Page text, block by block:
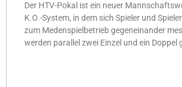
Der HTV-Pokal ist ein neuer
K.O.-System, in dem sich Spieler und
zum Medenspielbetrieb gegeneinander
werden parallel zwei Einzel und ein Doppel